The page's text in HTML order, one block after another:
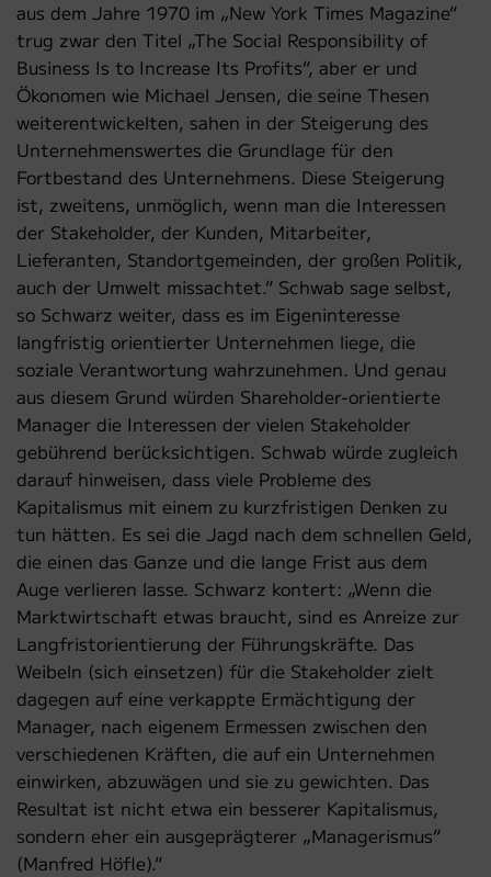
aus dem Jahre 1970 im „New York Times Magazine“
trug zwar den Titel „The Social Responsibility of
Business Is to Increase Its Profits“, aber er und
Ökonomen wie Michael Jensen, die seine Thesen
weiterentwickelten, sahen in der Steigerung des
Unternehmenswertes die Grundlage für den
Fortbestand des Unternehmens. Diese Steigerung
ist, zweitens, unmöglich, wenn man die Interessen
der Stakeholder, der Kunden, Mitarbeiter,
Lieferanten, Standortgemeinden, der großen Politik,
auch der Umwelt missachtet.“ Schwab sage selbst,
so Schwarz weiter, dass es im Eigeninteresse
langfristig orientierter Unternehmen liege, die
soziale Verantwortung wahrzunehmen. Und genau
aus diesem Grund würden Shareholder-orientierte
Manager die Interessen der vielen Stakeholder
gebührend berücksichtigen. Schwab würde zugleich
darauf hinweisen, dass viele Probleme des
Kapitalismus mit einem zu kurzfristigen Denken zu
tun hätten. Es sei die Jagd nach dem schnellen Geld,
die einen das Ganze und die lange Frist aus dem
Auge verlieren lasse. Schwarz kontert: „Wenn die
Marktwirtschaft etwas braucht, sind es Anreize zur
Langfristorientierung der Führungskräfte. Das
Weibeln (sich einsetzen) für die Stakeholder zielt
dagegen auf eine verkappte Ermächtigung der
Manager, nach eigenem Ermessen zwischen den
verschiedenen Kräften, die auf ein Unternehmen
einwirken, abzuwägen und sie zu gewichten. Das
Resultat ist nicht etwa ein besserer Kapitalismus,
sondern eher ein ausgeprägterer „Managerismus“
(Manfred Höfle).“